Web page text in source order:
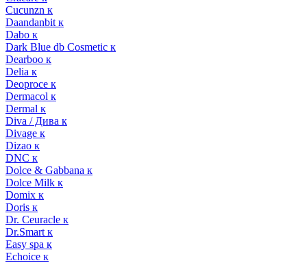
Cucunzn к
Daandanbit к
Dabo к
Dark Blue db Cosmetic к
Dearboo к
Delia к
Deoproce к
Dermacol к
Dermal к
Diva / Дива к
Divage к
Dizao к
DNC к
Dolce & Gabbana к
Dolce Milk к
Domix к
Doris к
Dr. Ceuracle к
Dr.Smart к
Easy spa к
Echoice к